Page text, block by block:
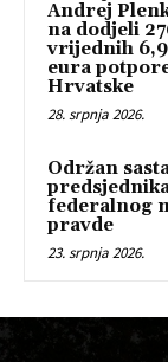
Andrej
na dodjeli
vrijednih
eura
Hrvatske
28. srpnja 2026.
Održan
federalnog
pravde
23. srpnja 2026.